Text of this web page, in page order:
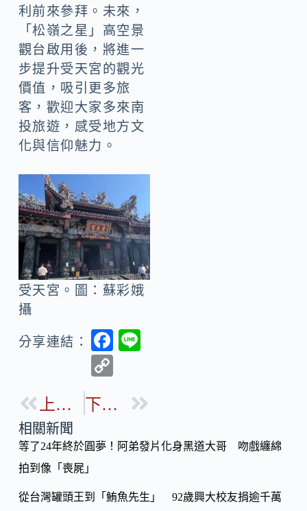
利前來參拜。未來，
「松嶺之星」高空景
觀台啟用後，將進一
步提升受天宮的觀光
價值，吸引更多旅
客，歡迎大家多來南
投旅遊，感受地方文
化與信仰魅力。
受天宮。圖：蘇彩娥
攝
分享連結：
F
b
o
p
Li
k
上一篇 下一篇
相關新聞
等了24年終於圓夢！阿弟發片化身黑道大哥 吻戲纏綿
拍到像「喪屍」
從台灣罐頭王到「鮪魚先生」 92歲興大校友捐逾千萬